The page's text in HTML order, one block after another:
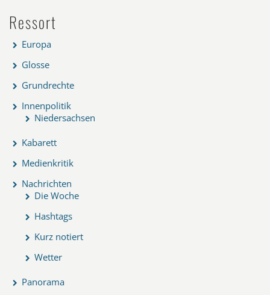
Ressort
Europa
Glosse
Grundrechte
Innenpolitik
Niedersachsen
Kabarett
Medienkritik
Nachrichten
Die Woche
Hashtags
Kurz notiert
Wetter
Panorama